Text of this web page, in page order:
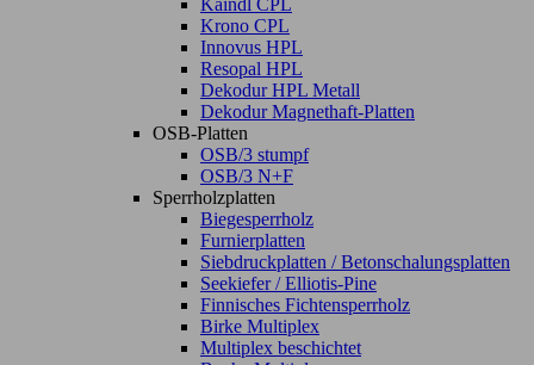
Kaindl CPL
Krono CPL
Innovus HPL
Resopal HPL
Dekodur HPL Metall
Dekodur Magnethaft-Platten
OSB-Platten
OSB/3 stumpf
OSB/3 N+F
Sperrholzplatten
Biegesperrholz
Furnierplatten
Siebdruckplatten / Betonschalungsplatten
Seekiefer / Elliotis-Pine
Finnisches Fichtensperrholz
Birke Multiplex
Multiplex beschichtet